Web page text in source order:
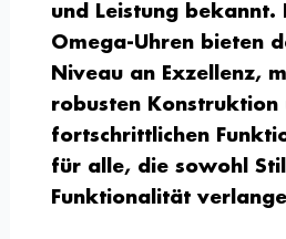
und Leistung bekannt.
Omega-Uhren bieten
Niveau an Exzellenz,
robusten Konstruktion
fortschrittlichen
für alle, die sowohl
Funktionalität